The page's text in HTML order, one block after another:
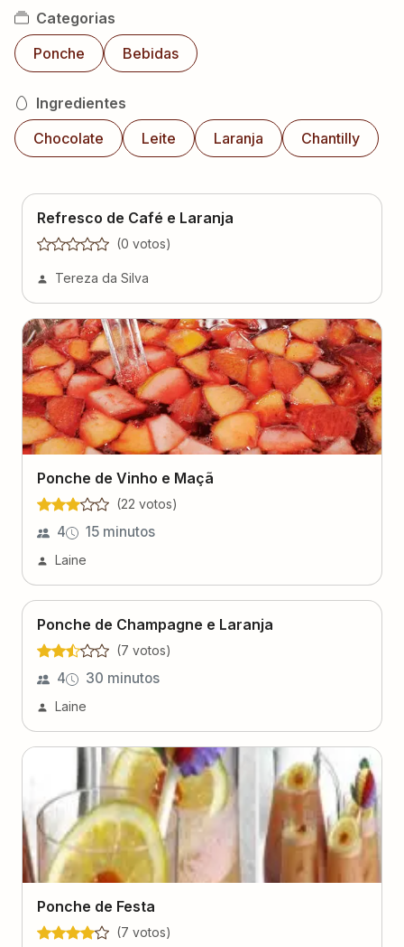
Categorias
Ponche
Bebidas
Ingredientes
Chocolate
Leite Laranja Chantilly
Refresco de Café e Laranja
(0 votos)
Tereza da Silva
Ponche de Vinho e Maçã
(22 votos)
4 15 minutos
Laine
Ponche de Champagne e Laranja
(7 votos)
4 30 minutos
Laine
Ponche de Festa
(7 votos)